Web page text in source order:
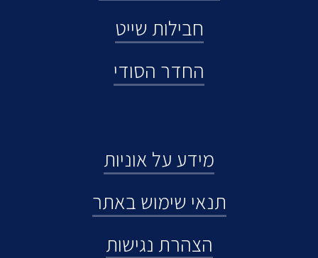
חבילות שייט
החדר הסודי
מידע על אוניות
תנאי שימוש באתר
הצהרת נגישות